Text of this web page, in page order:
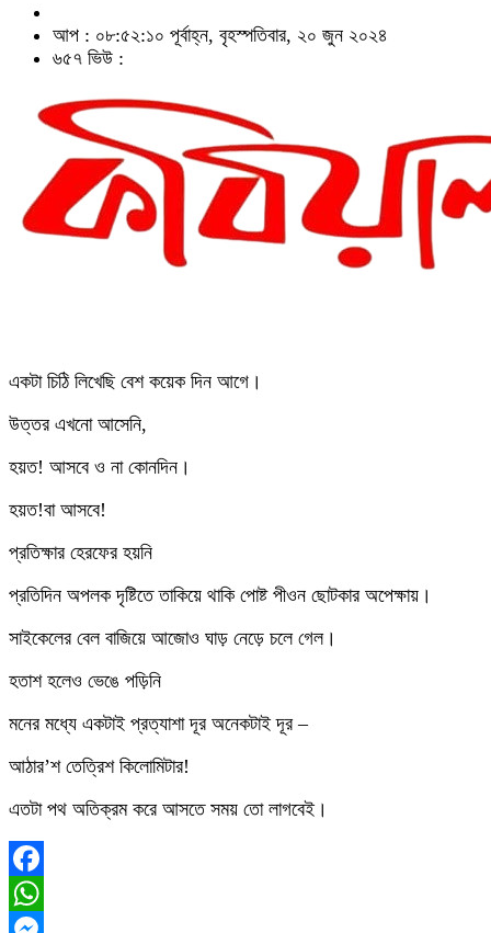
আপ : ০৮:৫২:১০ পূর্বাহ্ন, বৃহস্পতিবার, ২০ জুন ২০২৪
৬৫৭ ভিউ :
একটা চিঠি লিখে‌ছি বেশ কয়েক দিন আগে।
উত্তর এখনো আসেনি,
হয়ত! আসবে ও না কোনদিন।
হয়ত!বা আসবে!
প্রতিক্ষার হেরফের হয়নি
প্রতিদিন অপলক দৃষ্টিতে তাকিয়ে থাকি পোষ্ট পীওন ছোটকার অপেক্ষায়।
সাইকেলের বেল বাজিয়ে আজোও ঘাড়‌ নেড়ে চলে গেল।
হতাশ হলেও ভেঙে পড়িনি
মনের মধ্যে একটাই প্রত্যাশা দূর অনেকটাই দূর –
আঠার’শ তেত্রিশ কিলোমিটার!
এতটা পথ অতিক্রম করে আসতে সময়‌ তো লাগবেই।
Facebook
WhatsApp